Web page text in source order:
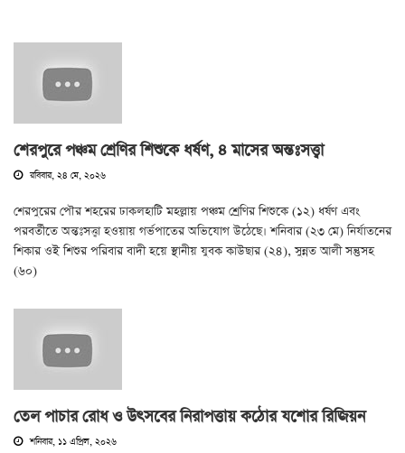
শেরপুরে পঞ্চম শ্রেণির শিশুকে ধর্ষণ, ৪ মাসের অন্তঃসত্ত্বা
রবিবার, ২৪ মে, ২০২৬
শেরপুরের পৌর শহরের ঢাকলহাটি মহল্লায় পঞ্চম শ্রেণির শিশুকে (১২) ধর্ষণ এবং
পরবর্তীতে অন্তঃসত্ত্বা হওয়ায় গর্ভপাতের অভিযোগ উঠেছে। শনিবার (২৩ মে) নির্যাতনের
শিকার ওই শিশুর পরিবার বাদী হয়ে স্থানীয় যুবক কাউছার (২৪), সুন্নত আলী সন্তুসহ
(৬০)
তেল পাচার রোধ ও উৎসবের নিরাপত্তায় কঠোর যশোর রিজিয়ন
শনিবার, ১১ এপ্রিল, ২০২৬